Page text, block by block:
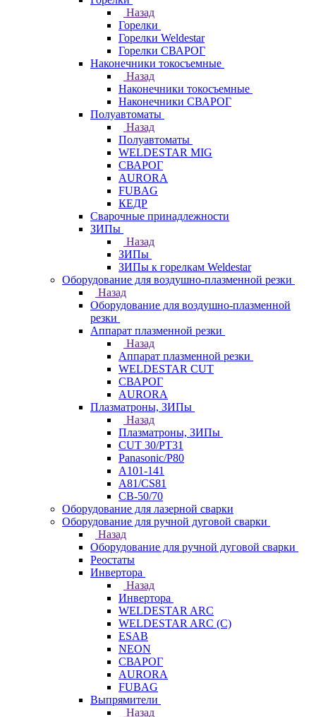
Назад
Горелки
Горелки Weldestar
Горелки СВАРОГ
Наконечники токосъемные
Назад
Наконечники токосъемные
Наконечники СВАРОГ
Полуавтоматы
Назад
Полуавтоматы
WELDESTAR MIG
СВАРОГ
AURORA
FUBAG
КЕДР
Сварочные принадлежности
ЗИПы
Назад
ЗИПы
ЗИПы к горелкам Weldestar
Оборудование для воздушно-плазменной резки
Назад
Оборудование для воздушно-плазменной
резки
Аппарат плазменной резки
Назад
Аппарат плазменной резки
WELDESTAR CUT
СВАРОГ
AURORA
Плазматроны, ЗИПы
Назад
Плазматроны, ЗИПы
CUT 30/PT31
Panasonic/P80
А101-141
А81/CS81
СВ-50/70
Оборудование для лазерной сварки
Оборудование для ручной дуговой сварки
Назад
Оборудование для ручной дуговой сварки
Реостаты
Инвертора
Назад
Инвертора
WELDESTAR ARC
WELDESTAR ARC (С)
ESAB
NEON
СВАРОГ
AURORA
FUBAG
Выпрямители
Назад